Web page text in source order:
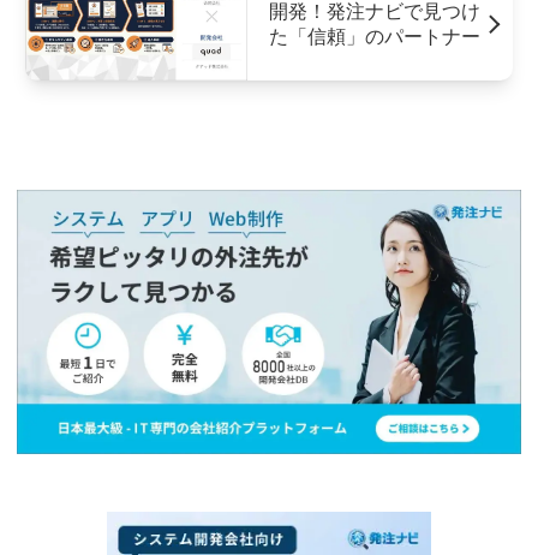
開発！発注ナビで見つけ
た「信頼」のパートナー